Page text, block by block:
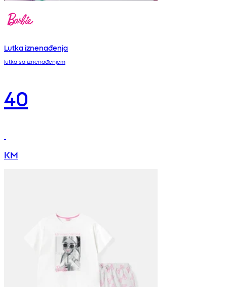
Lutka iznenađenja
lutka sa iznenađenjem
40
KM